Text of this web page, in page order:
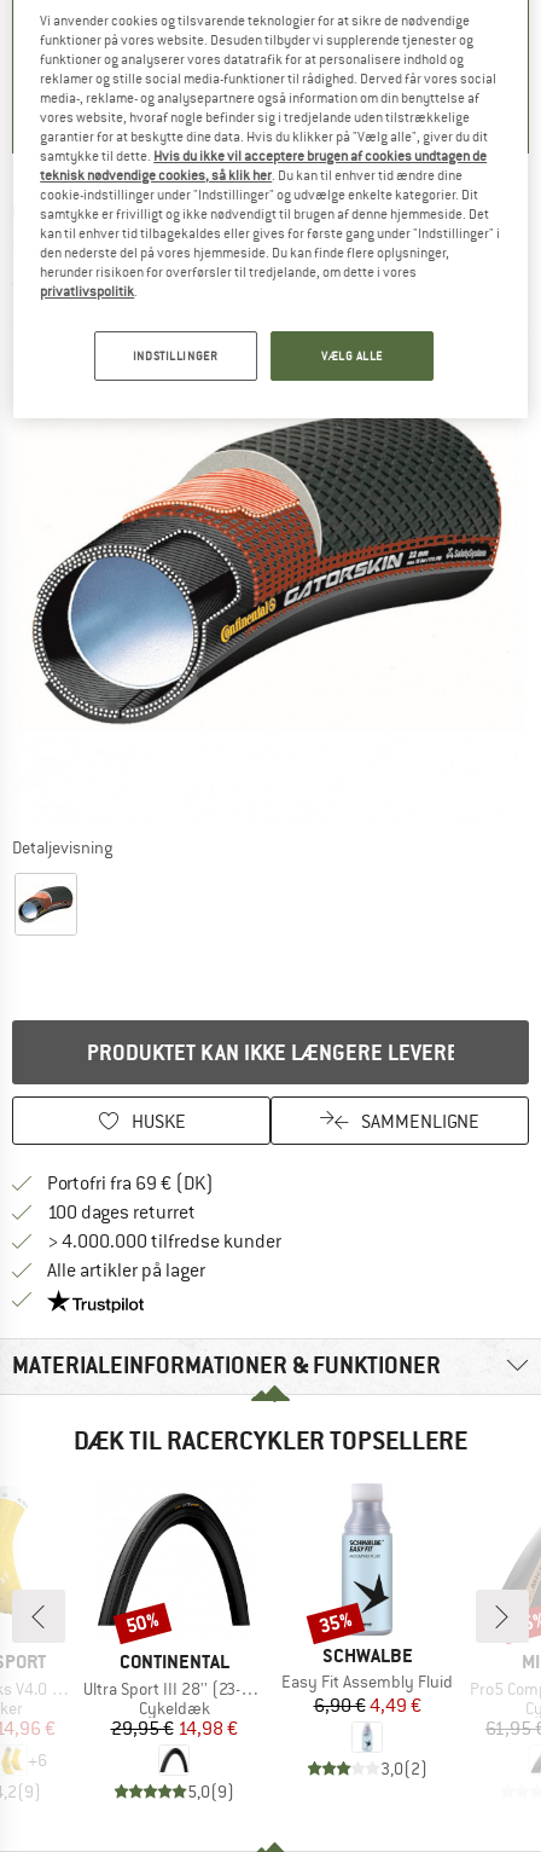
pris
€ Pris
11,95 €
0,0(0)
Pris
44,95 € Nedsat pris
fra 33,71 €
+3
5,0(7)
CONTINENTAL - 28'' x 22 mm Sprinter
GatorSkin Tubular Skin - Cykeldæk
(0)
Detaljevisning
PRODUKTET KAN IKKE LÆNGERE LEVERES
HUSKE SAMMENLIGNE
Portofri fra 69 € (DK)
100 dages returret
> 4.000.000 tilfredse kunder
Alle artikler på lager
Vi er Trustpilot-certificeret - oplysningerne får du
MATERIALEINFORMATIONER & FUNKTIONER
DÆK TIL RACERCYKLER TOPSELLERE
High
pris
€
+6
(9)
MÆRKE
CONTINENTAL
Artikel
Ultra Sport III 28'' (23-622) Foldable
Produktgruppe
Cykeldæk
Pris
29,95 €Nedsat pris
14,98 €
5,0(9)
Rabat
50%
MÆRKE
SCHWALBE
Artikel
Easy Fit Assembly Fluid
Pris
6,90 €Nedsat pris
4,49 €
3,0(2)
Rabat
35%
Artikel
Pro5 Competition
61,95
Vi anvender cookies og tilsvarende teknologier for at sikre de nødvendige
funktioner på vores website. Desuden tilbyder vi supplerende tjenester og
funktioner og analyserer vores datatrafik for at personalisere indhold og
reklamer og stille social media-funktioner til rådighed. Derved får vores social
media-, reklame- og analysepartnere også information om din benyttelse af
vores website, hvoraf nogle befinder sig i tredjelande uden tilstrækkelige
garantier for at beskytte dine data. Hvis du klikker på "Vælg alle", giver du dit
samtykke til dette. Hvis du ikke vil acceptere brugen af cookies undtagen de
teknisk nødvendige cookies, så klik her. Du kan til enhver tid ændre dine
cookie-indstillinger under "Indstillinger" og udvælge enkelte kategorier. Dit
samtykke er frivilligt og ikke nødvendigt til brugen af denne hjemmeside. Det
kan til enhver tid tilbagekaldes eller gives for første gang under "Indstillinger" i
den nederste del på vores hjemmeside. Du kan finde flere oplysninger,
herunder risikoen for overførsler til tredjelande, om dette i vores
privatlivspolitik.
INDSTILLINGER VÆLG ALLE